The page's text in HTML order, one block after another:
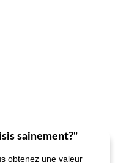
sainement?"
obtenez une valeur